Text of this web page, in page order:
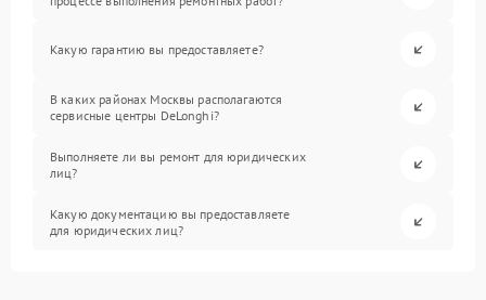
Какую гарантию вы предоставляете?
В каких районах Москвы располагаются
сервисные центры DeLonghi?
Выполняете ли вы ремонт для юридических
лиц?
Какую документацию вы предоставляете
для юридических лиц?